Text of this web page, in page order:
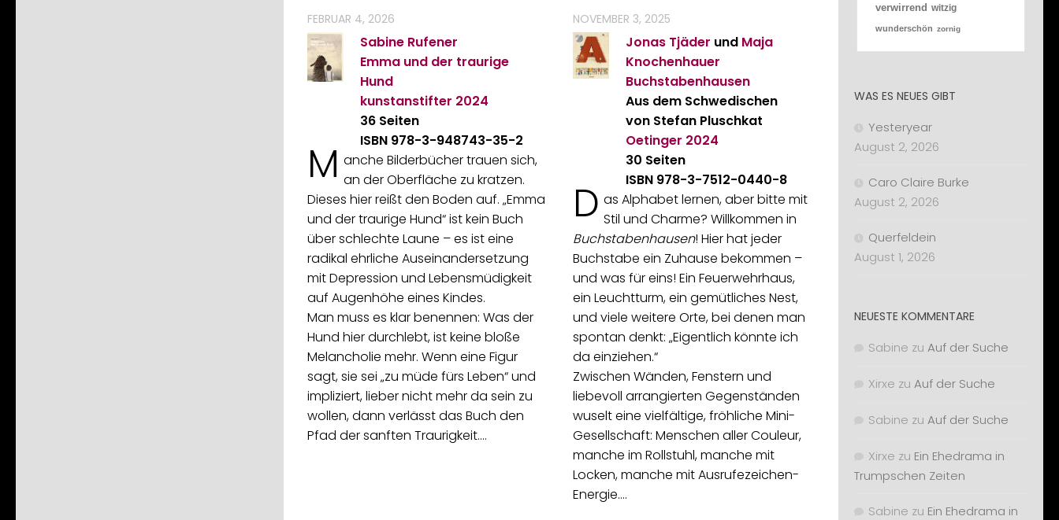
FEBRUAR 4, 2026
Sabine Rufener
Emma und der traurige
Hund
kunstanstifter 2024
36 Seiten
ISBN 978-3-948743-35-2
M anche Bilderbücher trauen sich,
an der Oberfläche zu kratzen.
Dieses hier reißt den Boden auf. „Emma
und der traurige Hund“ ist kein Buch
über schlechte Laune – es ist eine
radikal ehrliche Auseinandersetzung
mit Depression und Lebensmüdigkeit
auf Augenhöhe eines Kindes.
Man muss es klar benennen: Was der
Hund hier durchlebt, ist keine bloße
Melancholie mehr. Wenn eine Figur
sagt, sie sei „zu müde fürs Leben“ und
impliziert, lieber nicht mehr da sein zu
wollen, dann verlässt das Buch den
Pfad der sanften Traurigkeit.…
NOVEMBER 3, 2025
Jonas Tjäder und Maja
Knochenhauer
Buchstabenhausen
Aus dem Schwedischen
von Stefan Pluschkat
Oetinger 2024
30 Seiten
ISBN 978-3-7512-0440-8
D as Alphabet lernen, aber bitte mit
Stil und Charme? Willkommen in
Buchstabenhausen! Hier hat jeder
Buchstabe ein Zuhause bekommen –
und was für eins! Ein Feuerwehrhaus,
ein Leuchtturm, ein gemütliches Nest,
und viele weitere Orte, bei denen man
spontan denkt: „Eigentlich könnte ich
da einziehen.“
Zwischen Wänden, Fenstern und
liebevoll arrangierten Gegenständen
wuselt eine vielfältige, fröhliche Mini-
Gesellschaft: Menschen aller Couleur,
manche im Rollstuhl, manche mit
Locken, manche mit Ausrufezeichen-
Energie.…
verwirrend witzig
wunderschön zornig
WAS ES NEUES GIBT
Yesteryear
August 2, 2026
Caro Claire Burke
August 2, 2026
Querfeldein
August 1, 2026
NEUESTE KOMMENTARE
Sabine zu Auf der Suche
Xirxe zu Auf der Suche
Sabine zu Auf der Suche
Xirxe zu Ein Ehedrama in
Trumpschen Zeiten
Sabine zu Ein Ehedrama in